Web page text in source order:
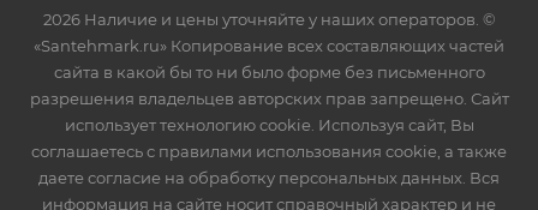
2026 Наличие и цены уточняйте у наших операторов. ©
«Santehmark.ru» Копирование всех составляющих частей
сайта в какой бы то ни было форме без письменного
разрешения владельцев авторских прав запрещено. Сайт
использует технологию cookie. Используя сайт, Вы
соглашаетесь с правилами использования cookie, а также
даете согласие на обработку персональных данных. Вся
информация на сайте носит справочный характер и не